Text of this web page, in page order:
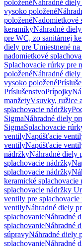
položenéNáhradné
vysoko položené
položenéNadomietkové
keramikyNáhradné
pre WC, zo sanitárnej
diely pre Umiestnené
nadomietkové
Splachovacie rúrky pre
položenéNáhradné
vysoko položené
PríslušenstvoPrípojky
manžetyVsuvky, ružice
splachovacie nádržky
SigmaNáhradné diely
SigmaSplachovacie
ventilyNapúšťacie
ventilyNapúšťacie
nádržkyNáhradné diely
splachovacie nádržky
splachovacie nádržky
keramické splachovacie
splachovacie nádržky
ventily pre
ventilyNáhradné diely
splachovanieNáhradné
splachovanieNáhradné
súpravyNáhradné diely
splachovanieNáhradné